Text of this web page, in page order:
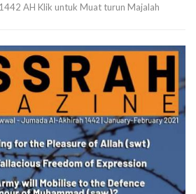
AH Klik untuk Muat turun Majalah